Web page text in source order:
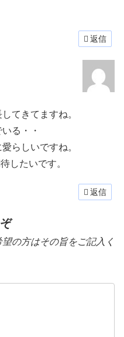
返信
てきてますね。
る・・
らしいですね。
したいです。
返信
方はその旨をご記入く